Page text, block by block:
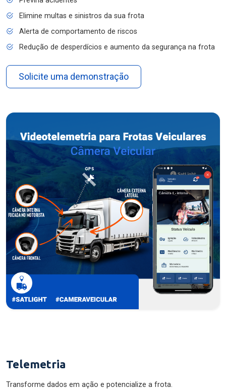
Elimine multas e sinistros da sua frota
Alerta de comportamento de riscos
Redução de desperdícios e aumento da segurança na frota
Solicite uma demonstração
Telemetria
Transforme dados em ação e potencialize a frota.